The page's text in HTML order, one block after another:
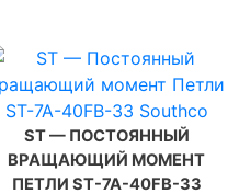
ST — ПОСТОЯННЫЙ
ВРАЩАЮЩИЙ МОМЕНТ
ПЕТЛИ ST-7A-40FB-33